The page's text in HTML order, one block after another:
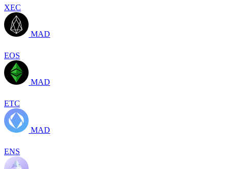
XEC
MAD
EOS
MAD
ETC
MAD
ENS